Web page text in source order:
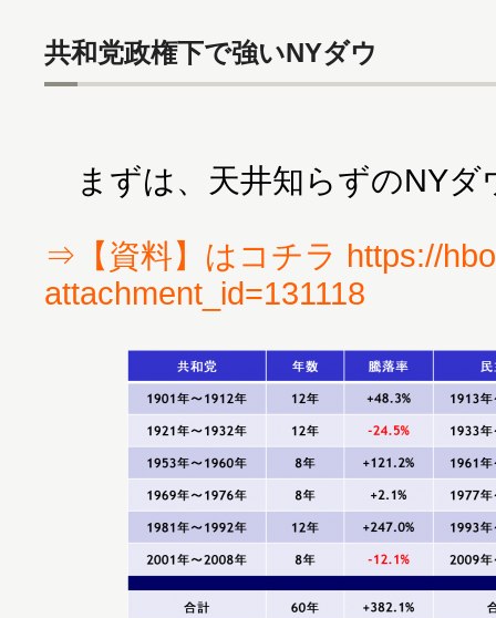
共和党政権下で強いNYダウ
まずは、天井知らずのNYダ
⇒【資料】はコチラ https://
attachment_id=131118